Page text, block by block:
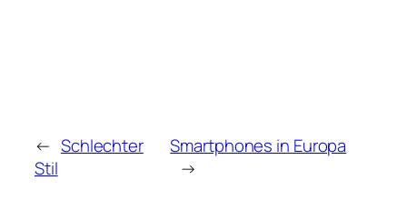
← Schlechter
Stil
Smartphones in Europa
→